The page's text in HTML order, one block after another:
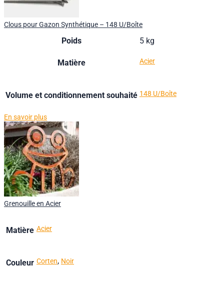
Clous pour Gazon Synthétique – 148 U/Boîte
Poids 5 kg
Matière Acier
Volume et conditionnement souhaité 148 U/Boîte
En savoir plus
Grenouille en Acier
Matière Acier
Couleur Corten, Noir